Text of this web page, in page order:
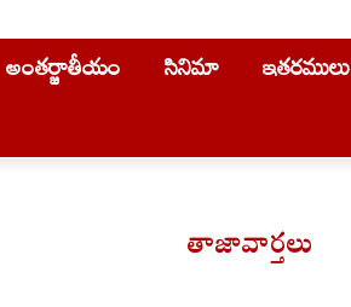
అంతర్జాతీయం సినిమా ఇతరములు
తాజావార్తలు